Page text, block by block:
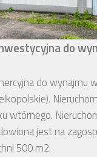
do
do wynajmu
wtórnego.
jest na
500 m2.